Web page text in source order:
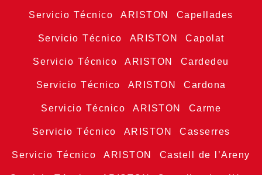
Servicio Técnico ARISTON Capellades
Servicio Técnico ARISTON Capolat
Servicio Técnico ARISTON Cardedeu
Servicio Técnico ARISTON Cardona
Servicio Técnico ARISTON Carme
Servicio Técnico ARISTON Casserres
Servicio Técnico ARISTON Castell de l’Areny